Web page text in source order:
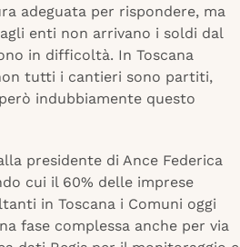
adeguata per rispondere, ma
enti non arrivano i soldi dal
in difficoltà. In Toscana
tutti i cantieri sono partiti,
indubbiamente questo
presidente di Ance Federica
cui il 60% delle imprese
in Toscana i Comuni oggi
fase complessa anche per via